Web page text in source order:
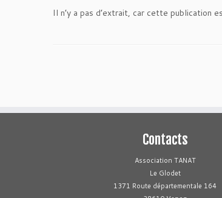
Il n’y a pas d’extrait, car cette publication
Contacts
Association TANAT
Le Glodet
1371 Route départementale 164